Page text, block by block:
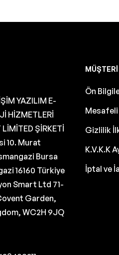
YAZILIM E-
HİZMETLERİ
ŞİRKETİ
10. Murat
Bursa
16160 Türkiye
Smart Ltd 71-
Garden,
WC2H 9JQ
Ön
Mesafeli
Gizlilik
K.V.K.K
İptal ve